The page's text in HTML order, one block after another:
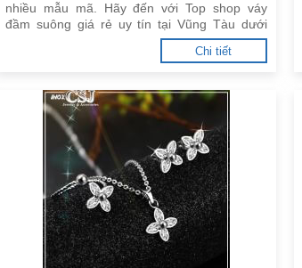
nhiều mẫu mã. Hãy đến với Top shop váy
đầm suông giá rẻ uy tín tại Vũng Tàu dưới
Chi tiết